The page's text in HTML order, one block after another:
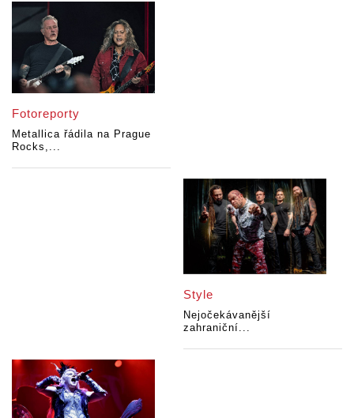
Fotoreporty
Metallica řádila na Prague
Rocks,...
Style
Nejočekávanější
zahraniční...